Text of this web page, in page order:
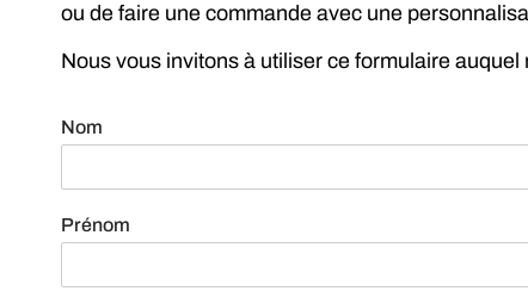
ou de faire une commande avec une
Nous vous invitons à utiliser ce formulaire
Nom
Prénom